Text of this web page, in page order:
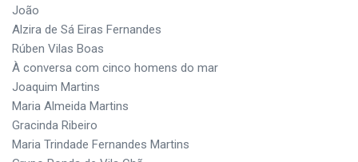
João
Alzira de Sá Eiras Fernandes
Rúben Vilas Boas
À conversa com cinco homens do mar
Joaquim Martins
Maria Almeida Martins
Gracinda Ribeiro
Maria Trindade Fernandes Martins